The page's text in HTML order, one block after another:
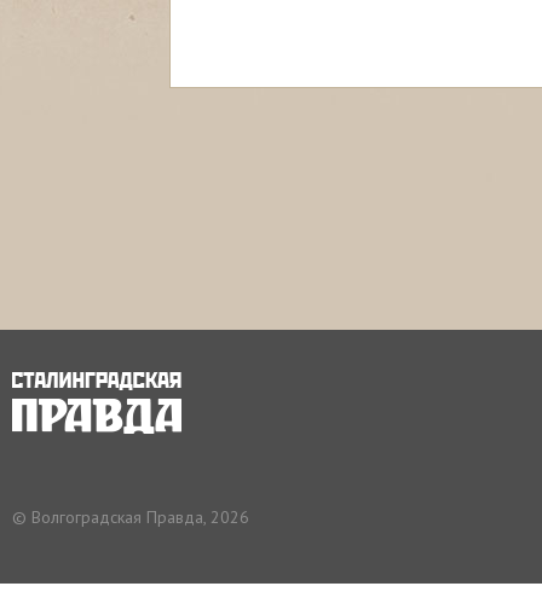
© Волгоградская Правда, 2026